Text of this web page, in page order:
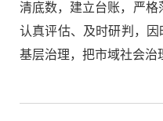
清底数，建立台账，严格
认真评估、及时研判，
基层治理，把市域社会治